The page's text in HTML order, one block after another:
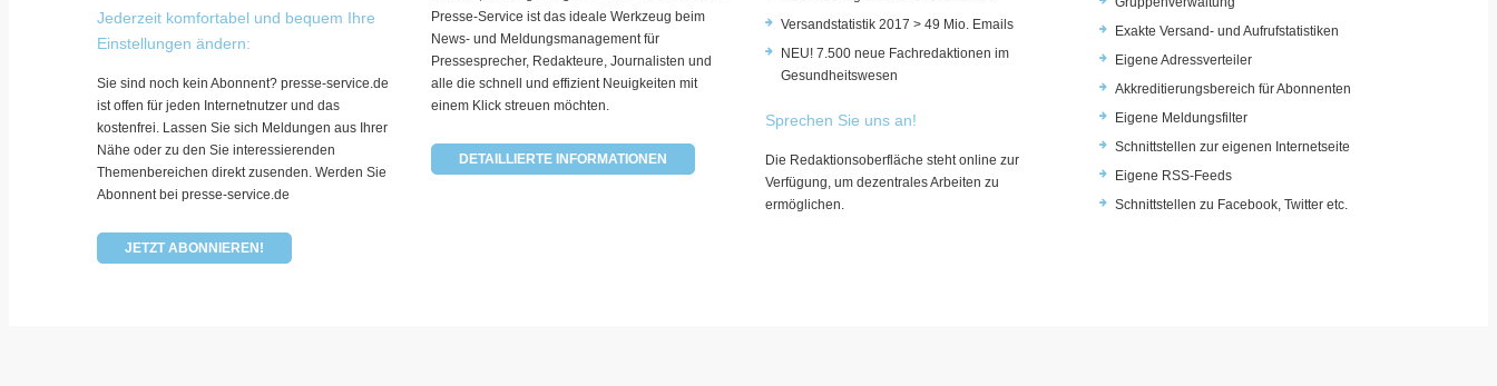
Jederzeit komfortabel und bequem Ihre
Einstellungen ändern:
Sie sind noch kein Abonnent? presse-service.de
ist offen für jeden Internetnutzer und das
kostenfrei. Lassen Sie sich Meldungen aus Ihrer
Nähe oder zu den Sie interessierenden
Themenbereichen direkt zusenden. Werden Sie
Abonnent bei presse-service.de
JETZT ABONNIEREN!
Presse-Service ist das ideale Werkzeug beim
News- und Meldungsmanagement für
Pressesprecher, Redakteure, Journalisten und
alle die schnell und effizient Neuigkeiten mit
einem Klick streuen möchten.
DETAILLIERTE INFORMATIONEN
Versandstatistik 2017 > 49 Mio. Emails
NEU! 7.500 neue Fachredaktionen im
Gesundheitswesen
Sprechen Sie uns an!
Die Redaktionsoberfläche steht online zur
Verfügung, um dezentrales Arbeiten zu
ermöglichen.
Exakte Versand- und Aufrufstatistiken
Eigene Adressverteiler
Akkreditierungsbereich für Abonnenten
Eigene Meldungsfilter
Schnittstellen zur eigenen Internetseite
Eigene RSS-Feeds
Schnittstellen zu Facebook, Twitter etc.